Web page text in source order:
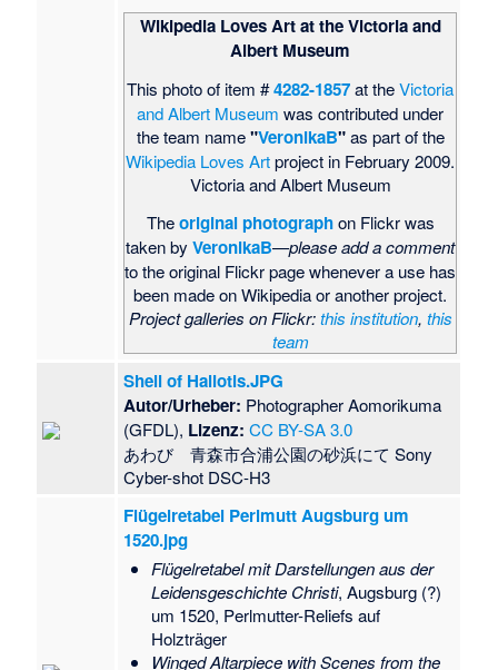
Wikipedia Loves Art at the Victoria and
Albert Museum
This photo of item #4282-1857at theVictoria
and Albert Museum was contributed under
the team name"VeronikaB"as part of the
Wikipedia Loves Artproject in February 2009.
Victoria and Albert Museum
Theoriginal photographon Flickr was
taken byVeronikaB—please add a comment
to the original Flickr page whenever a use has
been made on Wikipedia or another project.
Project galleries on Flickr:this institution, this
team
Shell of Haliotis.JPG
Autor/Urheber: Photographer Aomorikuma
(GFDL), Lizenz: CC BY-SA 3.0
あわび 青森市合浦公園の砂浜にて Sony
Cyber-shot DSC-H3
Flügelretabel Perlmutt Augsburg um
1520.jpg
Flügelretabel mit Darstellungen aus der
Leidensgeschichte Christi, Augsburg (?)
um 1520, Perlmutter-Reliefs auf
Holzträger
Winged Altarpiece with Scenes from the